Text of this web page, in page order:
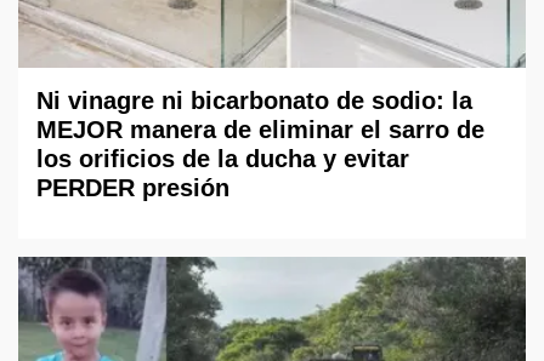
Ni vinagre ni bicarbonato de sodio: la
MEJOR manera de eliminar el sarro de
los orificios de la ducha y evitar
PERDER presión